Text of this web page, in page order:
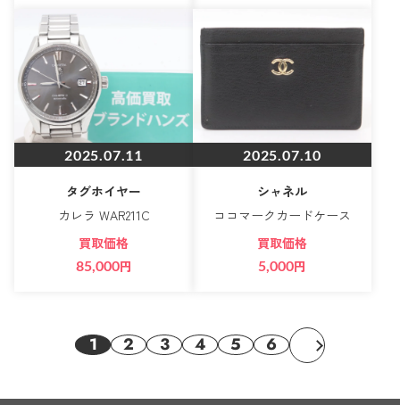
2025.07.11
タグホイヤー
カレラ WAR211C
買取価格
85,000円
2025.07.10
シャネル
ココマークカードケース
買取価格
5,000円
1 2 3 4 5 6